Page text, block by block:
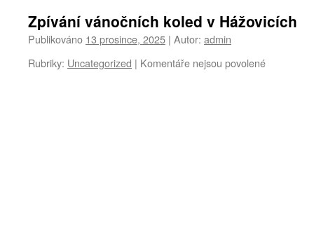
Zpívání vánočních koled v Hážovicích
Publikováno 13 prosince, 2025 | Autor: admin
Rubriky: Uncategorized | Komentáře nejsou povolenéu